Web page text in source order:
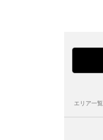
エリア一覧